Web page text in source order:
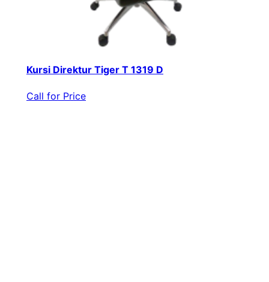
Kursi Direktur Tiger T 1319 D
Call for Price